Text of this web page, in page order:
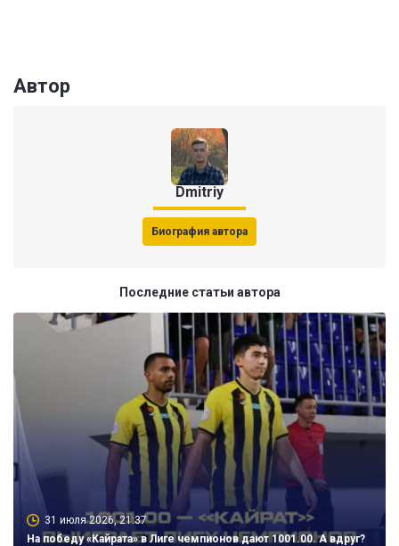
Автор
Dmitriy
Биография автора
Последние статьи автора
31 июля 2026, 21:37
На победу «Кайрата» в Лиге чемпионов дают 1001.00. А вдруг?